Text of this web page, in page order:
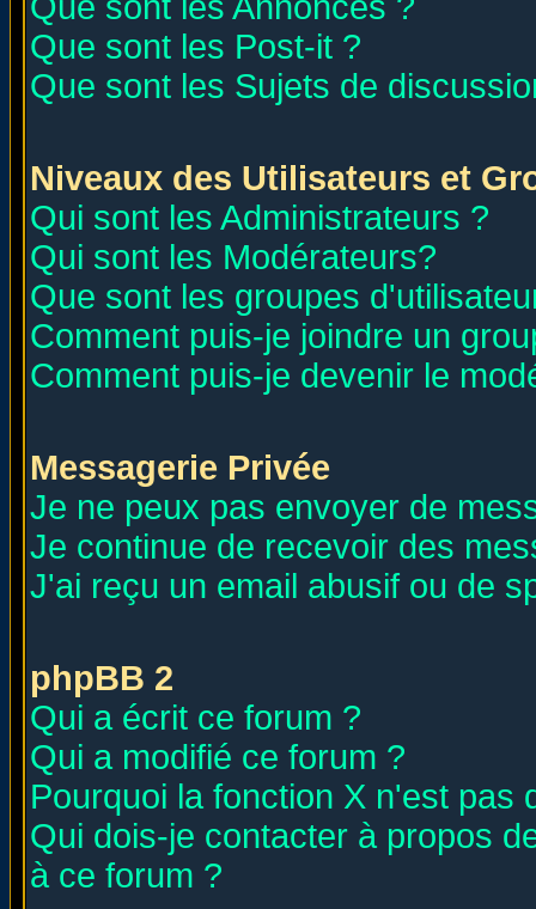
Que sont les Post-it ?
Que sont les Sujets de
Niveaux des Utilisateurs et
Qui sont les Administrateurs ?
Qui sont les Modérateurs?
Que sont les groupes
Comment puis-je joindre un
Comment puis-je devenir le
Messagerie Privée
Je ne peux pas envoyer de
Je continue de recevoir des
J'ai reçu un email abusif ou de
phpBB 2
Qui a écrit ce forum ?
Qui a modifié ce forum ?
Pourquoi la fonction X n'est pas
Qui dois-je contacter à propos
à ce forum ?